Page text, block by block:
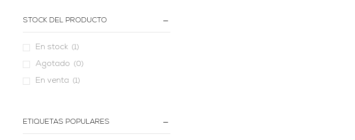
STOCK DEL PRODUCTO
En stock (1)
Agotado (0)
En venta (1)
ETIQUETAS POPULARES